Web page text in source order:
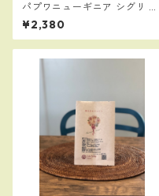
パプワニューギニア シグリ A
A（中深煎り）300g
¥2,380